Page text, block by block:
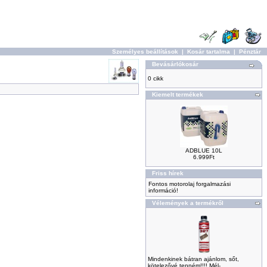
Személyes beállítások | Kosár tartalma | Pénztár
Bevásárlókosár
0 cikk
Kiemelt termékek
ADBLUE 10L
6.999Ft
Friss hírek
Fontos motorolaj forgalmazási
információ!
Vélemények a termékről
Mindenkinek bátran ajánlom, sőt,
kötelezővé tenném!!!! Mél-